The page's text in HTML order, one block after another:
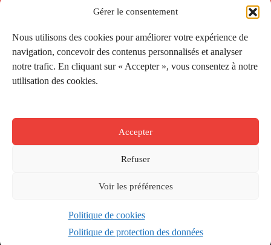
Gérer le consentement
Nous utilisons des cookies pour améliorer votre expérience de
navigation, concevoir des contenus personnalisés et analyser
notre trafic. En cliquant sur « Accepter », vous consentez à notre
utilisation des cookies.
Accepter
Refuser
Voir les préférences
Politique de cookies
Politique de protection des données
Conditions générales de vente
Réductions de la Carte Côté Courrier
Application